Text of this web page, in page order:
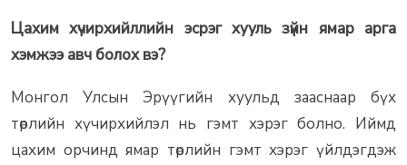
Цахим хүчирхийллийн эсрэг хууль зүйн ямар арга
хэмжээ авч болох вэ?
Монгол Улсын Эрүүгийн хуульд зааснаар бүх
төрлийн хүчирхийлэл нь гэмт хэрэг болно. Иймд
цахим орчинд ямар төрлийн гэмт хэрэг үйлдэгдэж